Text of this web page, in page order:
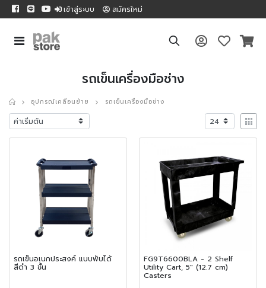
เข้าสู่ระบบ สมัครใหม่
รถเข็นเครื่องมือช่าง
อุปกรณ์เคลื่อนย้าย รถเข็นเครื่องมือช่าง
รถเข็นอเนกประสงค์ แบบพับได้
สีดำ 3 ชั้น
FG9T6600BLA - 2 Shelf
Utility Cart, 5" (12.7 cm)
Casters